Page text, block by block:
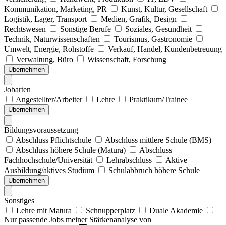
Kommunikation, Marketing, PR
Kunst, Kultur, Gesellschaft
Logistik, Lager, Transport
Medien, Grafik, Design
Rechtswesen
Sonstige Berufe
Soziales, Gesundheit
Technik, Naturwissenschaften
Tourismus, Gastronomie
Umwelt, Energie, Rohstoffe
Verkauf, Handel, Kundenbetreuung
Verwaltung, Büro
Wissenschaft, Forschung
Übernehmen
Jobarten
Angestellter/Arbeiter
Lehre Praktikum/Trainee
Übernehmen
Bildungsvoraussetzung
Abschluss Pflichtschule
Abschluss mittlere Schule (BMS)
Abschluss höhere Schule (Matura)
Abschluss
Fachhochschule/Universität
Lehrabschluss
Aktive
Ausbildung/aktives Studium
Schulabbruch höhere Schule
Übernehmen
Sonstiges
Lehre mit Matura
Schnupperplatz
Duale Akademie
Nur passende Jobs meiner Stärkenanalyse von